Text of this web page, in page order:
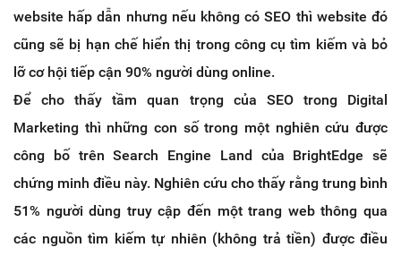
website hấp dẫn nhưng nếu không có SEO thì website đó
cũng sẽ bị hạn chế hiển thị trong công cụ tìm kiếm và bỏ
lỡ cơ hội tiếp cận 90% người dùng online.
Để cho thấy tầm quan trọng của SEO trong Digital
Marketing thì những con số trong một nghiên cứu được
công bố trên Search Engine Land của BrightEdge sẽ
chứng minh điều này. Nghiên cứu cho thấy rằng trung bình
51% người dùng truy cập đến một trang web thông qua
các nguồn tìm kiếm tự nhiên (không trả tiền) được điều